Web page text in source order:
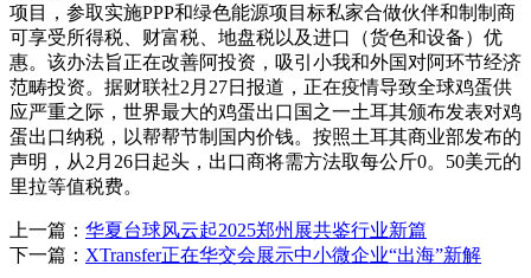
项目，参取实施PPP和绿色能源项目标私家合做伙伴和制制商
可享受所得税、财富税、地盘税以及进口（货色和设备）优
惠。该办法旨正在改善阿投资，吸引小我和外国对阿环节经济
范畴投资。据财联社2月27日报道，正在疫情导致全球鸡蛋供
应严重之际，世界最大的鸡蛋出口国之一土耳其颁布发表对鸡
蛋出口纳税，以帮帮节制国内价钱。按照土耳其商业部发布的
声明，从2月26日起头，出口商将需方法取每公斤0。50美元的
里拉等值税费。
上一篇： 华夏台球风云起2025郑州展共鉴行业新篇
下一篇： XTransfer正在华交会展示中小微企业“出海”新解